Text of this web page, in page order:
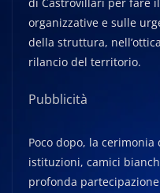
organizzative e sulle
della struttura,
rilancio del territorio.
Pubblicità
Poco dopo, la
istituzioni, camici
profonda